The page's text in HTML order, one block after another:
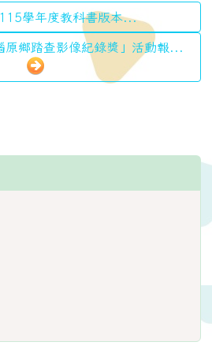
學年度教科書版本...
鄉踏查影像紀錄獎」活動報...